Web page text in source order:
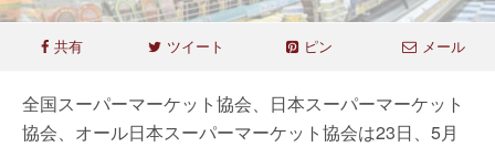
共有 ツイート ピン メール
全国スーパーマーケット協会、日本スーパーマーケット
協会、オール日本スーパーマーケット協会は23日、5月